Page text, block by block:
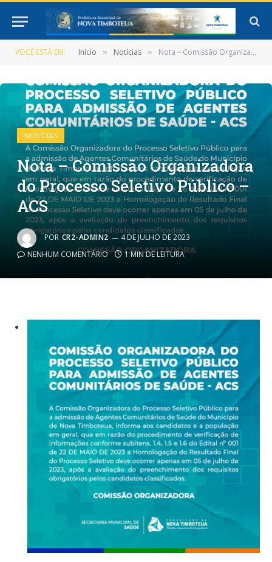
VOCÊ ESTÁ EM: Início » Notícias » Nota – Comissão Organizadora do Processo Seletivo Público – ACS
NOTÍCIAS
Nota – Comissão Organizadora
do Processo Seletivo Público –
ACS
POR CR2-ADMIN2
4 DE JULHO DE 2023
NENHUM COMENTÁRIO
1 MIN DE LEITURA